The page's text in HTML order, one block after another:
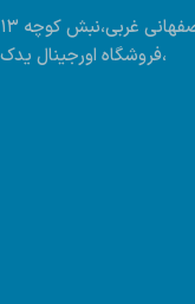
آدرس فروشگاه: اصفهان، خیابان عاشق اصفهانی غربی،نبش کوچه ۱۳
،فروشگاه اورجینال یدک